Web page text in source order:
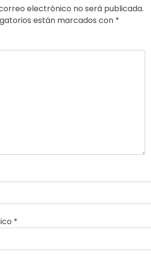
electrónico no será publicada.
están marcados con *
*